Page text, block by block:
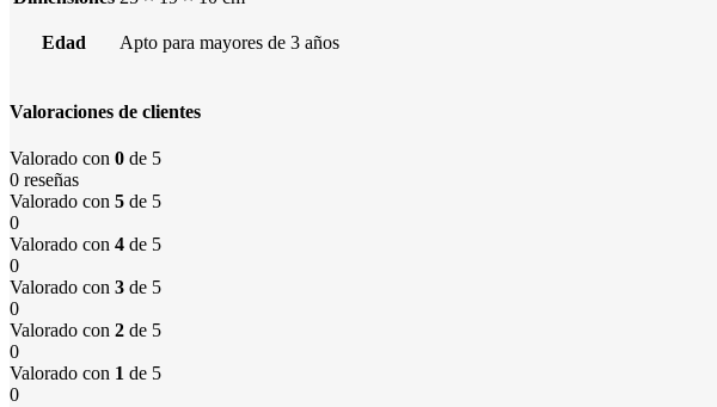
Edad Apto para mayores de 3 años
Valoraciones de clientes
Valorado con 0 de 5
0 reseñas
Valorado con 5 de 5
0
Valorado con 4 de 5
0
Valorado con 3 de 5
0
Valorado con 2 de 5
0
Valorado con 1 de 5
0